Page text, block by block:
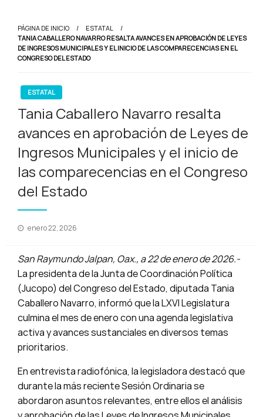
PÁGINA DE INICIO
ESTATAL
TANIA CABALLERO NAVARRO RESALTA AVANCES EN APROBACIÓN DE LEYES
DE INGRESOS MUNICIPALES Y EL INICIO DE LAS COMPARECENCIAS EN EL
CONGRESO DEL ESTADO
ESTATAL
Tania Caballero Navarro resalta
avances en aprobación de Leyes de
Ingresos Municipales y el inicio de
las comparecencias en el Congreso
del Estado
Publicado
enero 22, 2026
San Raymundo Jalpan, Oax., a 22 de enero de 2026.-
La presidenta de la Junta de Coordinación Política
(Jucopo) del Congreso del Estado, diputada Tania
Caballero Navarro, informó que la LXVI Legislatura
culmina el mes de enero con una agenda legislativa
activa y avances sustanciales en diversos temas
prioritarios.
En entrevista radiofónica, la legisladora destacó que
durante la más reciente Sesión Ordinaria se
abordaron asuntos relevantes, entre ellos el análisis